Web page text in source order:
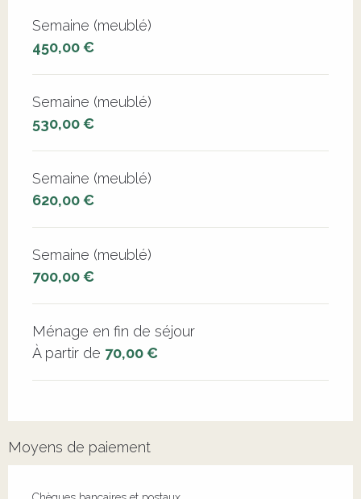
Tarifs 2026
Semaine (meublé)
450,00 €
Semaine (meublé)
530,00 €
Semaine (meublé)
620,00 €
Semaine (meublé)
700,00 €
Ménage en fin de séjour
À partir de 70,00 €
Moyens de paiement